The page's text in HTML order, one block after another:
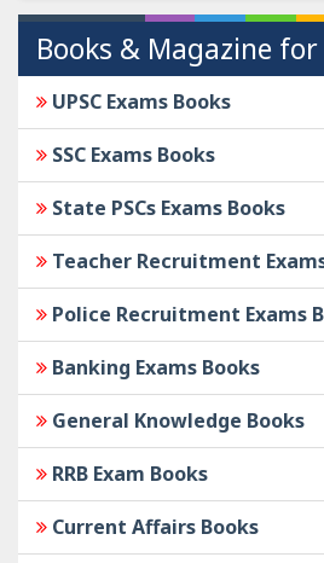
Books & Magazine
UPSC Exams Books
SSC Exams Books
State PSCs Exams Books
Teacher Recruitment
Police Recruitment Exams
Banking Exams Books
General Knowledge Books
RRB Exam Books
Current Affairs Books